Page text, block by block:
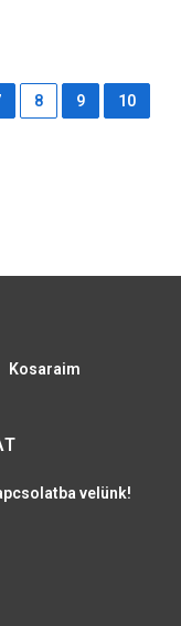
8 9 10
Kosaraim
velünk!